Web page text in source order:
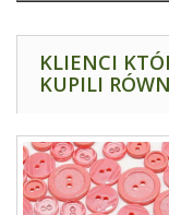
KLIENCI
KUPILI